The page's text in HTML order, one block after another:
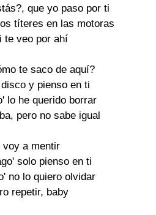
que yo paso por ti
títeres en las motoras
te veo por ahí
te saco de aquí?
y pienso en ti
lo he querido borrar
pero no sabe igual
voy a mentir
solo pienso en ti
no lo quiero olvidar
repetir, baby